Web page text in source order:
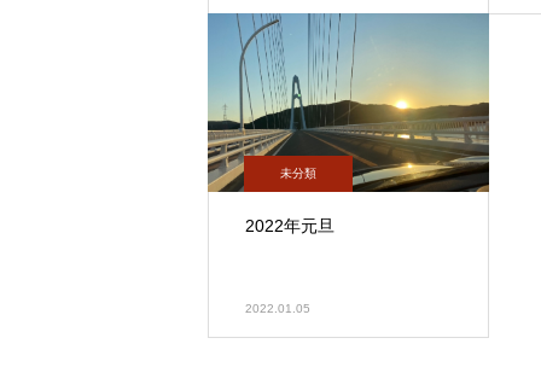
未分類
2022年元旦
2022.01.05